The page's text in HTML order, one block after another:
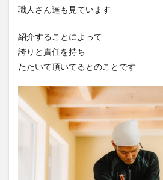
職人さん達も見ています
紹介することによって
誇りと責任を持ち
たたいて頂いてるとのことです